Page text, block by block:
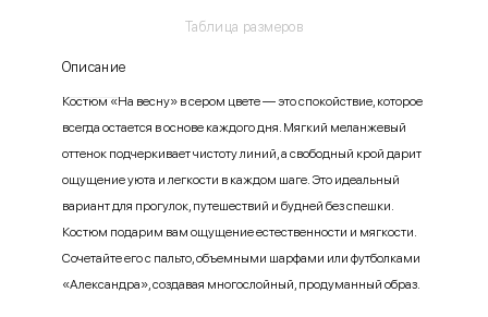
Таблица размеров
Описание
Костюм «На весну» в сером цвете — это спокойствие, которое
всегда остается в основе каждого дня. Мягкий меланжевый
оттенок подчеркивает чистоту линий, а свободный крой дарит
ощущение уюта и легкости в каждом шаге. Это идеальный
вариант для прогулок, путешествий и будней без спешки.
Костюм подарим вам ощущение естественности и мягкости.
Сочетайте его с пальто, объемными шарфами или футболками
«Александра», создавая многослойный, продуманный образ.